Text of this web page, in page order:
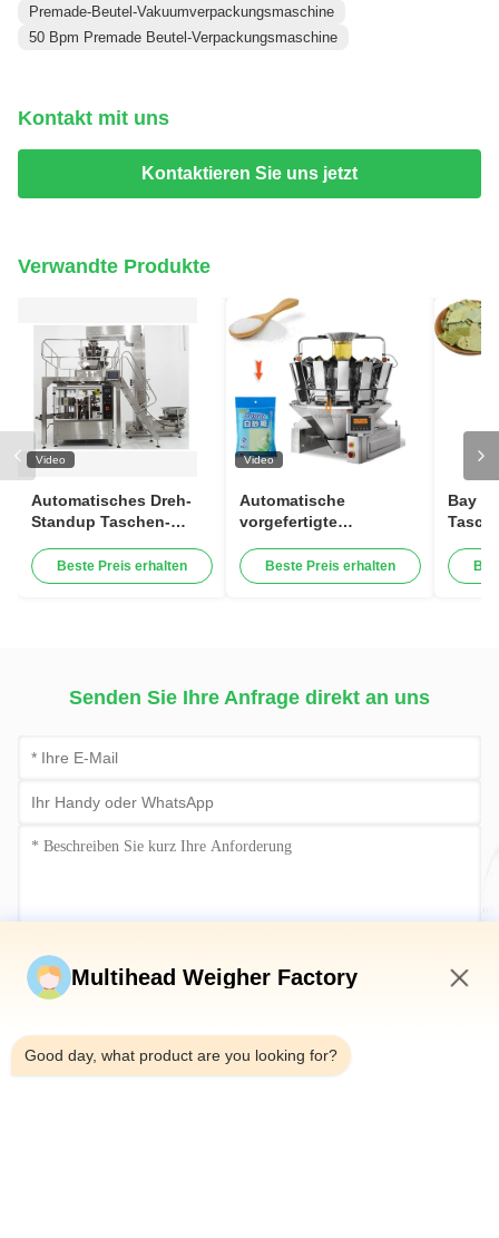
Premade-Beutel-Vakuumverpackungsmaschine
50 Bpm Premade Beutel-Verpackungsmaschine
Kontakt mit uns
Kontaktieren Sie uns jetzt
Verwandte Produkte
Video
Automatisches Dreh-
Standup Taschen-
Beutel-
Verpackungsmaschine
Beste Preis erhalten
Video
Automatische
vorgefertigte
Reißverschluss
Stehbeutel
Beste Preis erhalten
Bay
Senden Sie Ihre Anfrage direkt an uns
Jetzt einreichen
Multihead Weigher Factory
Good day, what product are you looking for?